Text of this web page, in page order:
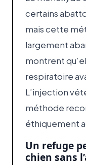
certains
mais cette
largement
montrent
respiratoire
L’injection
méthode
éthiquement
Un refuge
chien sans